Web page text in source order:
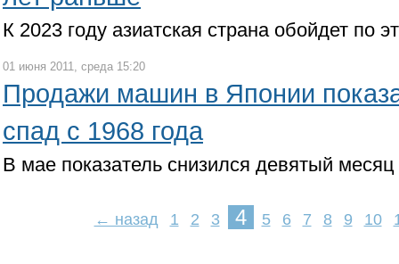
К 2023 году азиатская страна обойдет по
01 июня 2011, среда 15:20
Продажи машин в Японии
спад с 1968 года
В мае показатель снизился девятый
← назад 1 2 3 4 5 6 7 8 9 10